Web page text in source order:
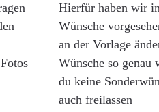
Hierfür haben wir
Wünsche
an der Vorlage
Wünsche so genau
du keine
auch freilassen